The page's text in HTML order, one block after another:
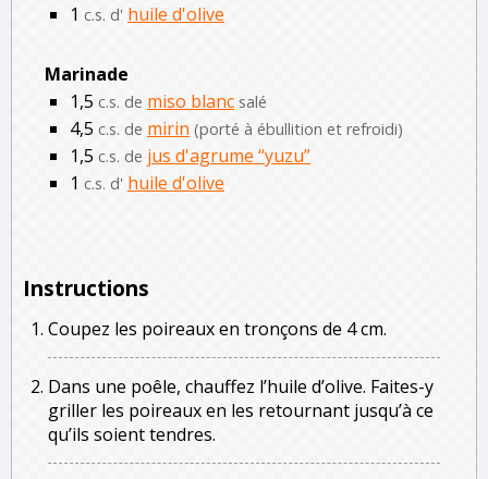
1 c.s. d' huile d'olive
Marinade
1,5 c.s. de miso blanc salé
4,5 c.s. de mirin (porté à ébullition et refroidi)
1,5 c.s. de jus d'agrume “yuzu”
1 c.s. d' huile d'olive
Instructions
Coupez les poireaux en tronçons de 4 cm.
Dans une poêle, chauffez l’huile d’olive. Faites-y
griller les poireaux en les retournant jusqu’à ce
qu’ils soient tendres.